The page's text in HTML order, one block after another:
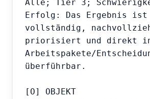
Alle; Tier 3;
Erfolg: Das Ergebnis ist
vollständig,
priorisiert und direkt
Arbeitspakete/
überführbar.
[O] OBJEKT